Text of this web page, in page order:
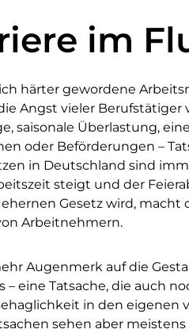
im
härter gewordene
Angst vieler Berufstätiger
saisonale Überlastung,
oder Beförderungen –
in Deutschland sind
steigt und der
Gesetz wird,
Arbeitnehmern.
Augenmerk auf die
– eine Tatsache, die auch
in den eigenen
sehen aber